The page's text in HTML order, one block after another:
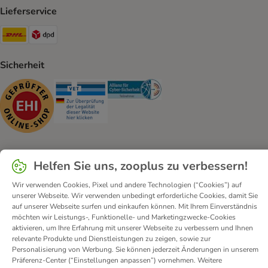
Lieferservice
DHL Shipping Method
Sicherheit
Security Security
Kontakt Versandkosten und Lieferzeit
Impressum
Allgemeine Geschäftsbedingungen
Digital Services Act
Vertrag widerrufen
Entsorgungs- und Umweltbestimmungen
Zahlungsarten
Über uns Partnerprogramme
Karriere
Corporate Website
Datenschutz Erklärung zur Barrierefreiheit
© zooplus SE2026
Helfen Sie uns, zooplus zu verbessern!
Wir verwenden Cookies, Pixel und andere Technologien (“Cookies”) auf
unserer Webseite. Wir verwenden unbedingt erforderliche Cookies, damit Sie
auf unserer Webseite surfen und einkaufen können. Mit Ihrem Einverständnis
möchten wir Leistungs-, Funktionelle- und Marketingzwecke-Cookies
aktivieren, um Ihre Erfahrung mit unserer Webseite zu verbessern und Ihnen
relevante Produkte und Dienstleistungen zu zeigen, sowie zur
Personalisierung von Werbung. Sie können jederzeit Änderungen in unserem
Präferenz-Center (“Einstellungen anpassen”) vornehmen. Weitere